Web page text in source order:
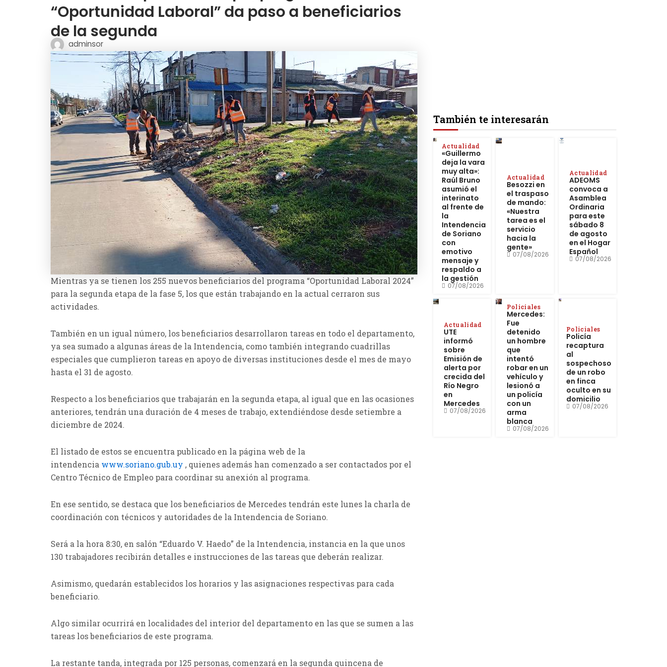
También te interesarán
Actualidad
«Guillermo
deja la vara
muy alta»:
Raúl Bruno
asumió el
interinato
al frente de
la
Intendencia
de Soriano
con
emotivo
mensaje y
respaldo a
la gestión
07/08/2026
Actualidad
Besozzi en
el traspaso
de mando:
«Nuestra
tarea es el
servicio
hacia la
gente»
07/08/2026
Actualidad
ADEOMS
convoca a
Asamblea
Ordinaria
para este
sábado 8
de agosto
en el Hogar
Español
07/08/2026
Actualidad
UTE
informó
sobre
Emisión de
alerta por
crecida del
Río Negro
en
Mercedes
07/08/2026
Policiales
Mercedes:
Fue
detenido
un hombre
que
intentó
robar en un
vehículo y
lesionó a
un policía
con un
arma
blanca
07/08/2026
Policiales
Policía
recaptura
al
sospechoso
de un robo
en finca
oculto en su
domicilio
07/08/2026
“Oportunidad Laboral” da paso a beneficiarios
de la segunda
adminsor
Mientras ya se tienen los 255 nuevos beneficiarios del programa “Oportunidad Laboral 2024”
para la segunda etapa de la fase 5, los que están trabajando en la actual cerraron sus
actividades.
También en un igual número, los beneficiarios desarrollaron tareas en todo el departamento,
ya sea sumado a algunas áreas de la Intendencia, como también integrando cuadrillas
especiales que cumplieron tareas en apoyo de diversas instituciones desde el mes de mayo
hasta el 31 de agosto.
Respecto a los beneficiarios que trabajarán en la segunda etapa, al igual que en las ocasiones
anteriores, tendrán una duración de 4 meses de trabajo, extendiéndose desde setiembre a
diciembre de 2024.
El listado de estos se encuentra publicado en la página web de la
intendencia www.soriano.gub.uy , quienes además han comenzado a ser contactados por el
Centro Técnico de Empleo para coordinar su anexión al programa.
En ese sentido, se destaca que los beneficiarios de Mercedes tendrán este lunes la charla de
coordinación con técnicos y autoridades de la Intendencia de Soriano.
Será a la hora 8:30, en salón “Eduardo V. Haedo” de la Intendencia, instancia en la que unos
130 trabajadores recibirán detalles e instrucciones de las tareas que deberán realizar.
Asimismo, quedarán establecidos los horarios y las asignaciones respectivas para cada
beneficiario.
Algo similar ocurrirá en localidades del interior del departamento en las que se sumen a las
tareas los beneficiarios de este programa.
La restante tanda, integrada por 125 personas, comenzará en la segunda quincena de